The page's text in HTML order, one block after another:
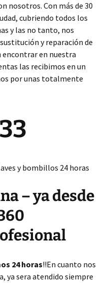
nosotros. Con más de 30
cubriendo todos los
y las no tanto, nos
y reparación de
encontrar en nuestra
las recibimos en un
por unas totalmente
y bombillos 24 horas
– ya desde
24 horas!!En cuanto nos
ya sera atendido siempre